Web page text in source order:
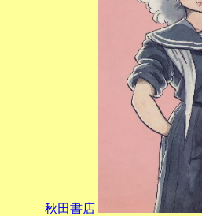
秋田書店